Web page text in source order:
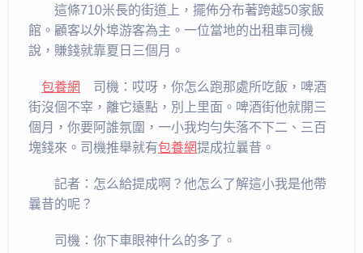
這條710米長的街道上，擺佈分布著跨越50家飯
館。顧客以外埠游客為主。一位當地的出租車司機
說，賺錢就靠夏日三個月。
包養網
司機：哎呀，你怎么跑那處所吃飯，啤酒
街沒個不宰，離它遠點，別上里面。啤酒街他就開三
個月，你要阿誰氛圍，一小我均勻失落不下二、三百
塊錢來。司機推舉就有包養網提成拉曩昔。
記者：怎么給提成啊？他怎么了解這小我是他帶
曩昔的呢？
司機：你下車眼神什么的多了。